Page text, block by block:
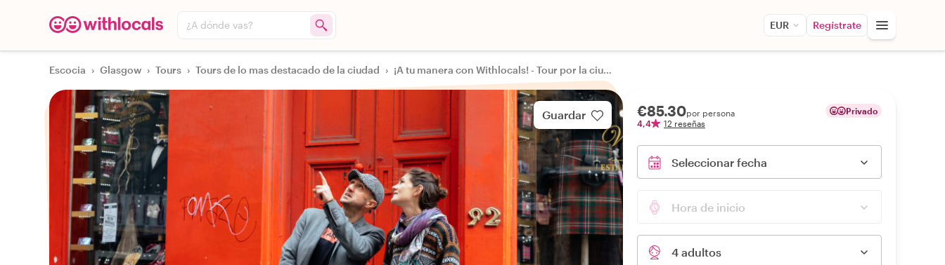
¿A dónde vas? EUR Regístrate
Escocia › Glasgow › Tours › Tours de lo mas destacado de la ciudad › ¡A tu manera con Withlocals! - Tour por la ciudad de Glasgow
Guardar €85.30por persona
4,4
12 reseñas
Privado
Seleccionar fecha
Hora de inicio
4 adultos